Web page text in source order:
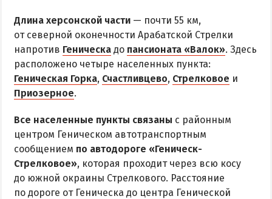
Обзор Стрелкового
Все базы отдыха в Стрелковом
Веб-камеры Стрелкового
Карта Стрелкового
ВАЛОК
ЧАСТНЫЙ СЕКТОР
Жилье в частном секторе
Длина херсонской части — почти 55 км,
от северной оконечности Арабатской Стрелки
напротив Геническа до пансионата «Валок». Здесь
расположено четыре населенных пункта:
Геническая Горка, Счастливцево, Стрелковое и
Приозерное.
Все населенные пункты связаны с районным
центром Геническом автотранспортным
сообщением по автодороге «Геническ-
Стрелковое», которая проходит через всю косу
до южной окраины Стрелкового. Расстояние
по дороге от Геническа до центра Генической